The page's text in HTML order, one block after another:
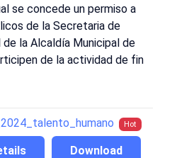
se concede un permiso a
de la Secretaria de
la Alcaldía Municipal de
de la actividad de fin
Hot
Download